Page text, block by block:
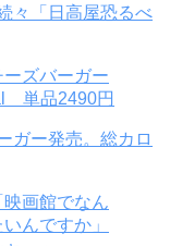
々「日高屋恐るべ
ガー発売。総カロ